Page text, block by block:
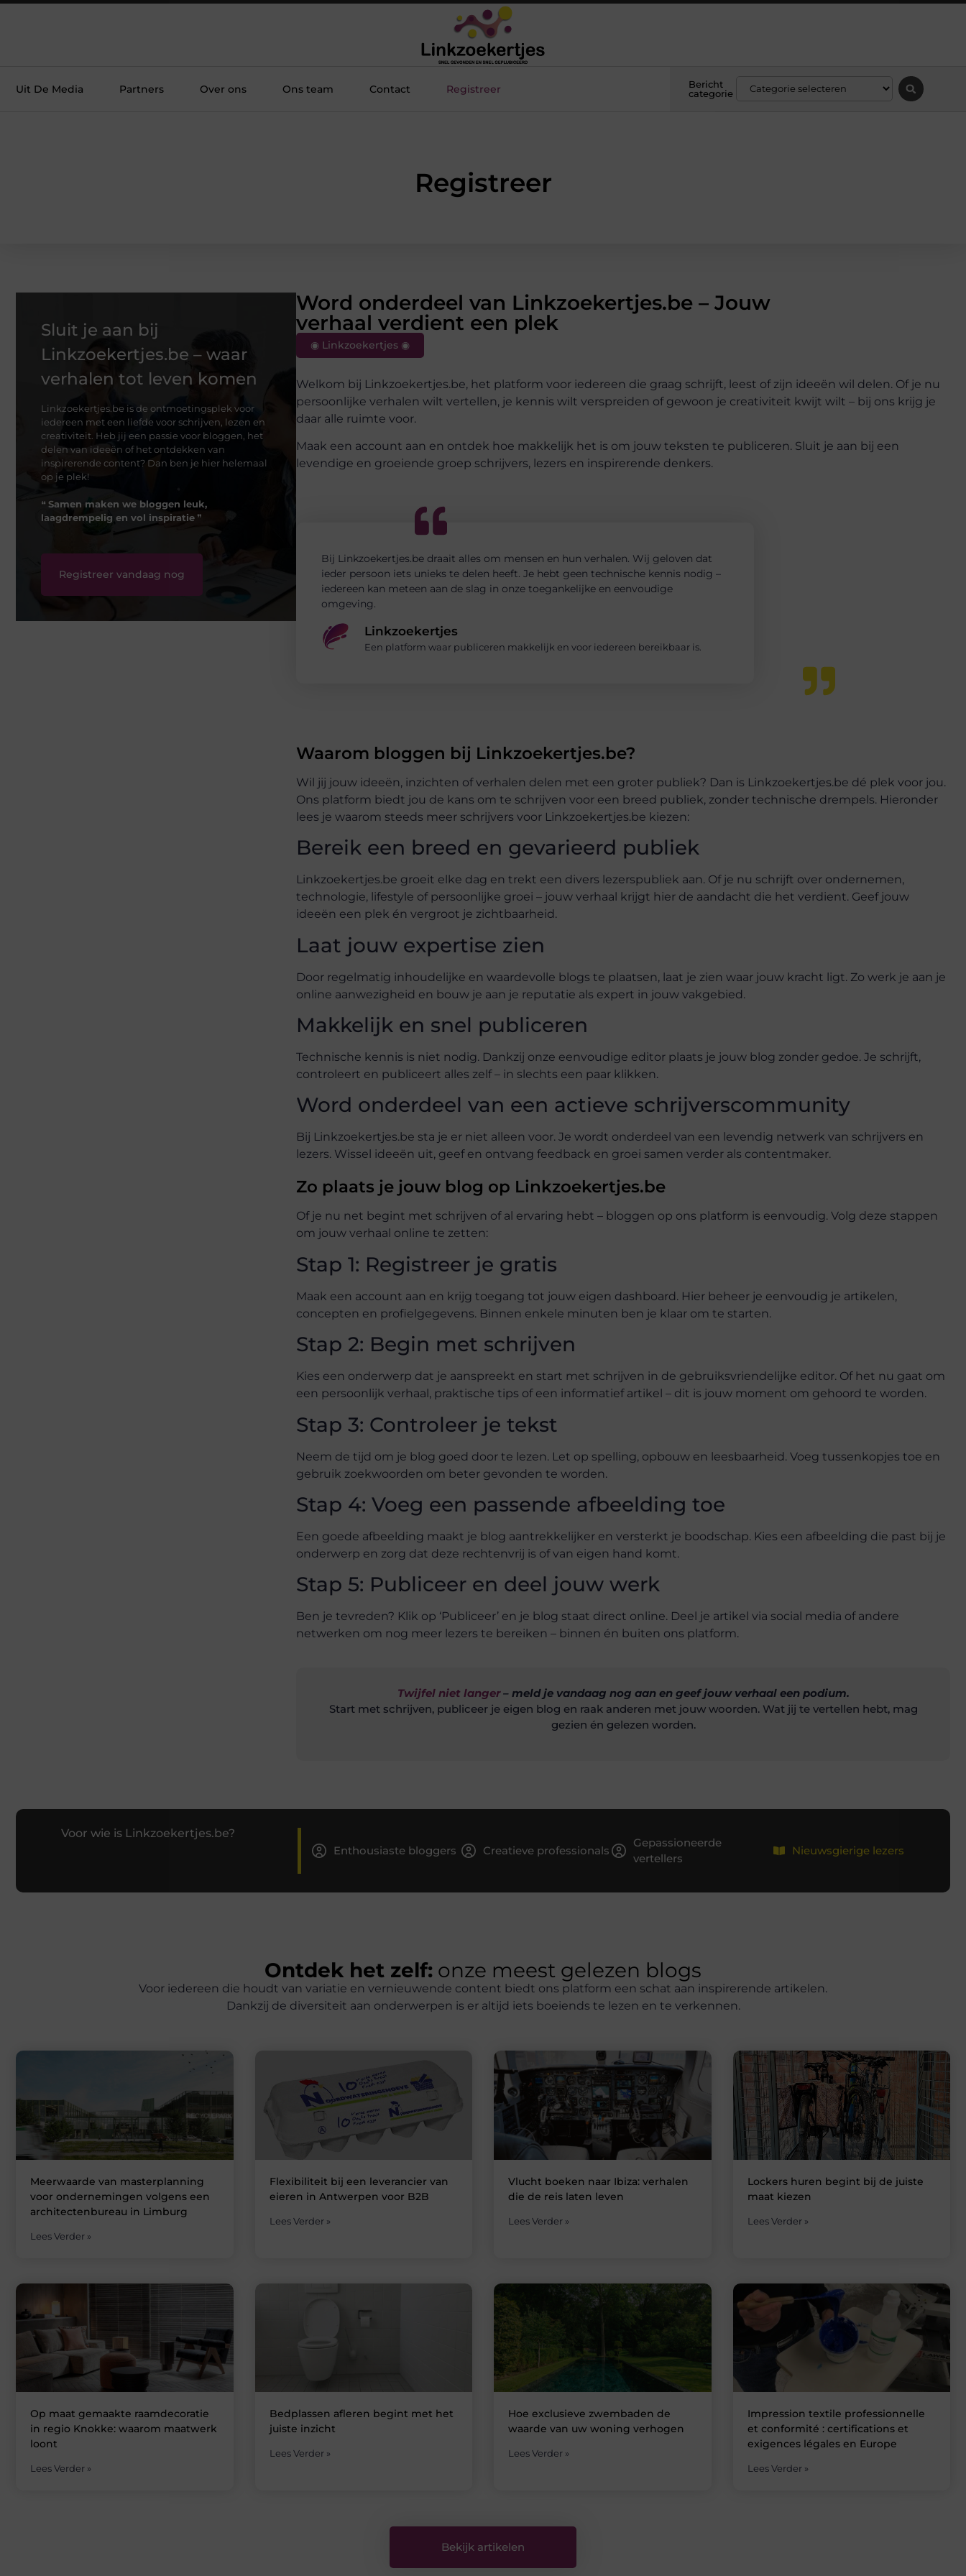
Uit De Media Partners Over ons Ons team Contact Registreer
Bericht
categorie
Registreer
Word onderdeel van Linkzoekertjes.be – Jouw
verhaal verdient een plek
◉ Linkzoekertjes ◉
Welkom bij Linkzoekertjes.be, het platform voor iedereen die graag schrijft, leest of zijn ideeën wil delen. Of je nu
persoonlijke verhalen wilt vertellen, je kennis wilt verspreiden of gewoon je creativiteit kwijt wilt – bij ons krijg je
daar alle ruimte voor.
Maak een account aan en ontdek hoe makkelijk het is om jouw teksten te publiceren. Sluit je aan bij een
levendige en groeiende groep schrijvers, lezers en inspirerende denkers.
Bij Linkzoekertjes.be draait alles om mensen en hun verhalen. Wij geloven dat
ieder persoon iets unieks te delen heeft. Je hebt geen technische kennis nodig –
iedereen kan meteen aan de slag in onze toegankelijke en eenvoudige
omgeving.
Linkzoekertjes
Een platform waar publiceren makkelijk en voor iedereen bereikbaar is.
Waarom bloggen bij Linkzoekertjes.be?
Wil jij jouw ideeën, inzichten of verhalen delen met een groter publiek? Dan is Linkzoekertjes.be dé plek voor jou.
Ons platform biedt jou de kans om te schrijven voor een breed publiek, zonder technische drempels. Hieronder
lees je waarom steeds meer schrijvers voor Linkzoekertjes.be kiezen:
Bereik een breed en gevarieerd publiek
Linkzoekertjes.be groeit elke dag en trekt een divers lezerspubliek aan. Of je nu schrijft over ondernemen,
technologie, lifestyle of persoonlijke groei – jouw verhaal krijgt hier de aandacht die het verdient. Geef jouw
ideeën een plek én vergroot je zichtbaarheid.
Laat jouw expertise zien
Door regelmatig inhoudelijke en waardevolle blogs te plaatsen, laat je zien waar jouw kracht ligt. Zo werk je aan je
online aanwezigheid en bouw je aan je reputatie als expert in jouw vakgebied.
Makkelijk en snel publiceren
Technische kennis is niet nodig. Dankzij onze eenvoudige editor plaats je jouw blog zonder gedoe. Je schrijft,
controleert en publiceert alles zelf – in slechts een paar klikken.
Word onderdeel van een actieve schrijverscommunity
Bij Linkzoekertjes.be sta je er niet alleen voor. Je wordt onderdeel van een levendig netwerk van schrijvers en
lezers. Wissel ideeën uit, geef en ontvang feedback en groei samen verder als contentmaker.
Zo plaats je jouw blog op Linkzoekertjes.be
Of je nu net begint met schrijven of al ervaring hebt – bloggen op ons platform is eenvoudig. Volg deze stappen
om jouw verhaal online te zetten:
Stap 1: Registreer je gratis
Maak een account aan en krijg toegang tot jouw eigen dashboard. Hier beheer je eenvoudig je artikelen,
concepten en profielgegevens. Binnen enkele minuten ben je klaar om te starten.
Stap 2: Begin met schrijven
Kies een onderwerp dat je aanspreekt en start met schrijven in de gebruiksvriendelijke editor. Of het nu gaat om
een persoonlijk verhaal, praktische tips of een informatief artikel – dit is jouw moment om gehoord te worden.
Stap 3: Controleer je tekst
Neem de tijd om je blog goed door te lezen. Let op spelling, opbouw en leesbaarheid. Voeg tussenkopjes toe en
gebruik zoekwoorden om beter gevonden te worden.
Stap 4: Voeg een passende afbeelding toe
Een goede afbeelding maakt je blog aantrekkelijker en versterkt je boodschap. Kies een afbeelding die past bij je
onderwerp en zorg dat deze rechtenvrij is of van eigen hand komt.
Stap 5: Publiceer en deel jouw werk
Ben je tevreden? Klik op ‘Publiceer’ en je blog staat direct online. Deel je artikel via social media of andere
netwerken om nog meer lezers te bereiken – binnen én buiten ons platform.
Twijfel niet langer– meld je vandaag nog aan en geef jouw verhaal een podium.
Start met schrijven, publiceer je eigen blog en raak anderen met jouw woorden. Wat jij te vertellen hebt, mag
gezien én gelezen worden.
Sluit je aan bij
Linkzoekertjes.be – waar
verhalen tot leven komen
Linkzoekertjes.be is de ontmoetingsplek voor
iedereen met een liefde voor schrijven, lezen en
creativiteit. Heb jij een passie voor bloggen, het
delen van ideeën of het ontdekken van
inspirerende content? Dan ben je hier helemaal
op je plek!
❝ Samen maken we bloggen leuk,
laagdrempelig en vol inspiratie ❞
Registreer vandaag nog
Voor wie is Linkzoekertjes.be?
Enthousiaste bloggers
Creatieve professionals
Gepassioneerde
vertellers
Nieuwsgierige lezers
Ontdek het zelf: onze meest gelezen blogs
Voor iedereen die houdt van variatie en vernieuwende content biedt ons platform een schat aan inspirerende artikelen.
Dankzij de diversiteit aan onderwerpen is er altijd iets boeiends te lezen en te verkennen.
Meerwaarde van masterplanning
voor ondernemingen volgens een
architectenbureau in Limburg
Lees Verder »
Flexibiliteit bij een leverancier van
eieren in Antwerpen voor B2B
Lees Verder »
Vlucht boeken naar Ibiza: verhalen
die de reis laten leven
Lees Verder »
Lockers huren begint bij de juiste
maat kiezen
Lees Verder »
Op maat gemaakte raamdecoratie
in regio Knokke: waarom maatwerk
loont
Lees Verder »
Bedplassen afleren begint met het
juiste inzicht
Lees Verder »
Hoe exclusieve zwembaden de
waarde van uw woning verhogen
Lees Verder »
Impression textile professionnelle
et conformité : certifications et
exigences légales en Europe
Lees Verder »
Bekijk artikelen